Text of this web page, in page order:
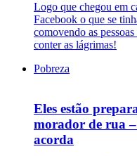
Logo que chegou em
Facebook o que se
comovendo as
conter as lágrimas!
Pobreza
Eles estão
morador de rua
acorda